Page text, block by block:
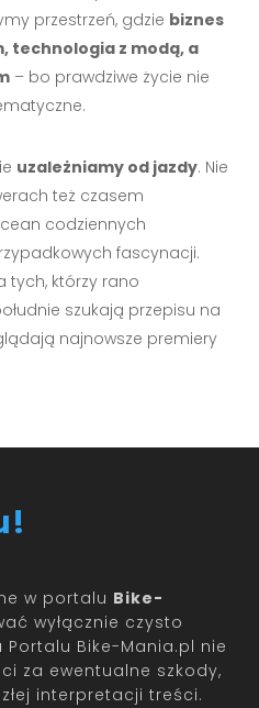
przestrzeń, gdzie biznes
technologia z modą, a
– bo prawdziwe życie nie
uzależniamy od jazdy. Nie
też czasem
codziennych
fascynacji.
tych, którzy rano
szukają przepisu na
najnowsze premiery
w portalu Bike-
wyłącznie czysto
Bike-Mania.pl nie
za ewentualne szkody,
interpretacji treści.